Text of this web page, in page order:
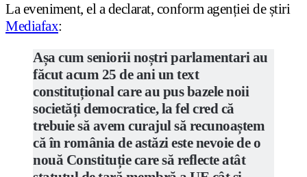
La eveniment, el a declarat, conform agenției de știri
Mediafax:
Așa cum seniorii noștri parlamentari au
făcut acum 25 de ani un text
constituțional care au pus bazele noii
societăți democratice, la fel cred că
trebuie să avem curajul să recunoaștem
că în românia de astăzi este nevoie de o
nouă Constituție care să reflecte atât